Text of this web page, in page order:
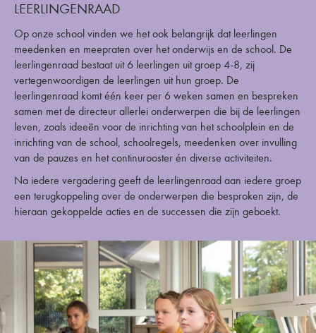
LEERLINGENRAAD
Op onze school vinden we het ook belangrijk dat leerlingen
meedenken en meepraten over het onderwijs en de school. De
leerlingenraad bestaat uit 6 leerlingen uit groep 4-8, zij
vertegenwoordigen de leerlingen uit hun groep. De
leerlingenraad komt één keer per 6 weken samen en bespreken
samen met de directeur allerlei onderwerpen die bij de leerlingen
leven, zoals ideeën voor de inrichting van het schoolplein en de
inrichting van de school, schoolregels, meedenken over invulling
van de pauzes en het continurooster én diverse activiteiten.
Na iedere vergadering geeft de leerlingenraad aan iedere groep
een terugkoppeling over de onderwerpen die besproken zijn, de
hieraan gekoppelde acties en de successen die zijn geboekt.